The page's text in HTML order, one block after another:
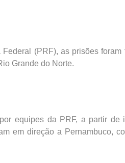
(PRF), as prisões
Grande do Norte.
equipes da PRF, a partir de
em direção a Pernambuco,